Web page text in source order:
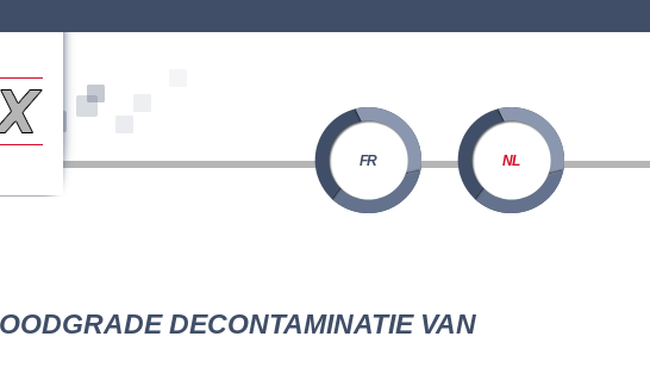
FR NL
DECONTAMINATIE VAN